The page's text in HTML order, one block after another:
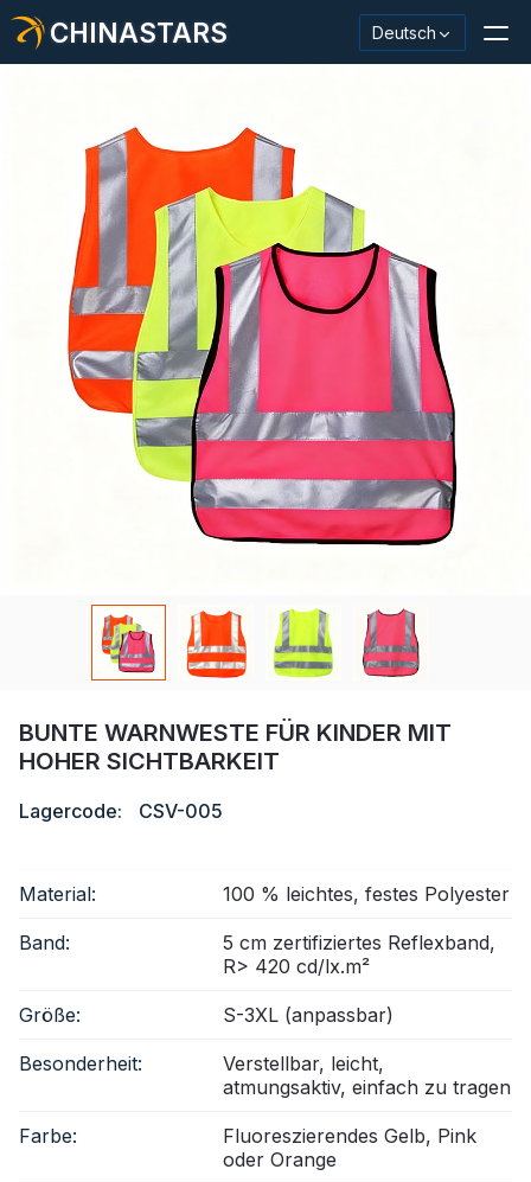
CHINASTARS Deutsch
Reflektierendes Material / Klebeband
Modischer reflektierender Stoff
Sicherheitskleidung
Im Dunkeln leuchtendes Material
Industrieller Waschbesatz
Über CHINASTARS
BUNTE WARNWESTE FÜR KINDER MIT
HOHER SICHTBARKEIT
Lagercode: CSV-005
Material: 100 % leichtes, festes Polyester
Band:
5 cm zertifiziertes Reflexband,
R> 420 cd/lx.m²
Größe: S-3XL (anpassbar)
Besonderheit:
Verstellbar, leicht,
atmungsaktiv, einfach zu tragen
Farbe:
Fluoreszierendes Gelb, Pink
oder Orange